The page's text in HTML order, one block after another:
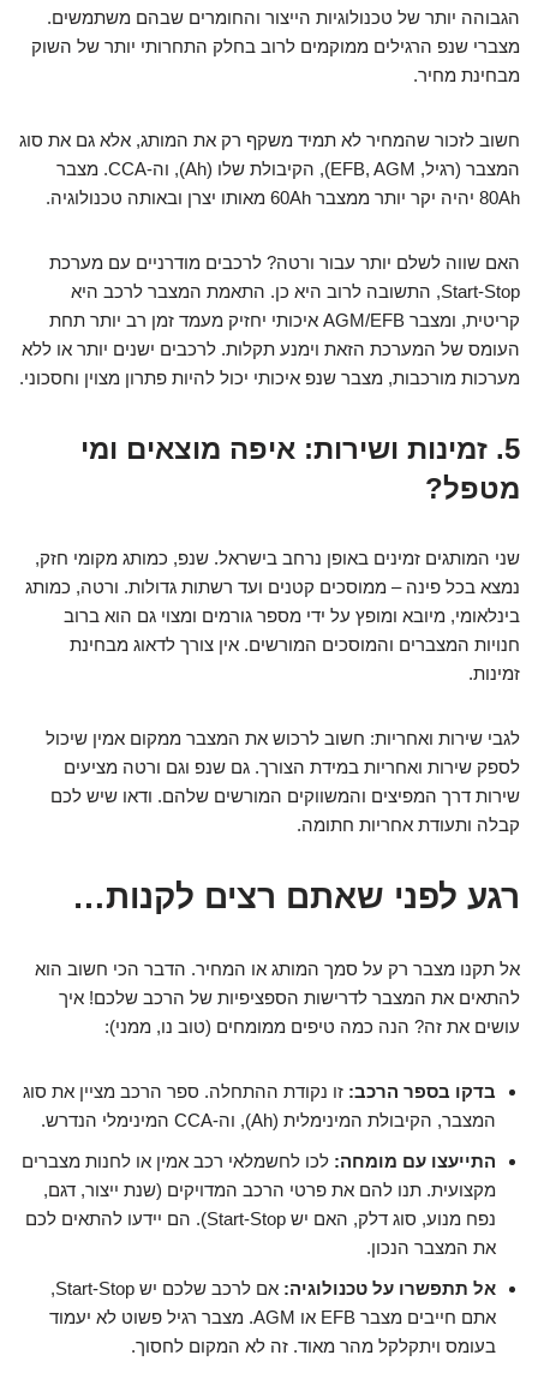
הגבוהה יותר של טכנולוגיות הייצור והחומרים שבהם משתמשים.
מצברי שנפ הרגילים ממוקמים לרוב בחלק התחרותי יותר של השוק
מבחינת מחיר.
חשוב לזכור שהמחיר לא תמיד משקף רק את המותג, אלא גם את סוג
המצבר (רגיל, EFB, AGM), הקיבולת שלו (Ah), וה-CCA. מצבר
80Ah יהיה יקר יותר ממצבר 60Ah מאותו יצרן ובאותה טכנולוגיה.
האם שווה לשלם יותר עבור ורטה? לרכבים מודרניים עם מערכת
Start-Stop, התשובה לרוב היא כן. התאמת המצבר לרכב היא
קריטית, ומצבר AGM/EFB איכותי יחזיק מעמד זמן רב יותר תחת
העומס של המערכת הזאת וימנע תקלות. לרכבים ישנים יותר או ללא
מערכות מורכבות, מצבר שנפ איכותי יכול להיות פתרון מצוין וחסכוני.
5. זמינות ושירות: איפה מוצאים ומי
מטפל?
שני המותגים זמינים באופן נרחב בישראל. שנפ, כמותג מקומי חזק,
נמצא בכל פינה – ממוסכים קטנים ועד רשתות גדולות. ורטה, כמותג
בינלאומי, מיובא ומופץ על ידי מספר גורמים ומצוי גם הוא ברוב
חנויות המצברים והמוסכים המורשים. אין צורך לדאוג מבחינת
זמינות.
לגבי שירות ואחריות: חשוב לרכוש את המצבר ממקום אמין שיכול
לספק שירות ואחריות במידת הצורך. גם שנפ וגם ורטה מציעים
שירות דרך המפיצים והמשווקים המורשים שלהם. ודאו שיש לכם
קבלה ותעודת אחריות חתומה.
רגע לפני שאתם רצים לקנות…
אל תקנו מצבר רק על סמך המותג או המחיר. הדבר הכי חשוב הוא
להתאים את המצבר לדרישות הספציפיות של הרכב שלכם! איך
עושים את זה? הנה כמה טיפים ממומחים (טוב נו, ממני):
בדקו בספר הרכב: זו נקודת ההתחלה. ספר הרכב מציין את סוג
המצבר, הקיבולת המינימלית (Ah), וה-CCA המינימלי הנדרש.
התייעצו עם מומחה: לכו לחשמלאי רכב אמין או לחנות מצברים
מקצועית. תנו להם את פרטי הרכב המדויקים (שנת ייצור, דגם,
נפח מנוע, סוג דלק, האם יש Start-Stop). הם יידעו להתאים לכם
את המצבר הנכון.
אל תתפשרו על טכנולוגיה:
אם לרכב שלכם יש Start-Stop,
אתם חייבים מצבר EFB או AGM. מצבר רגיל פשוט לא יעמוד
בעומס ויתקלקל מהר מאוד. זה לא המקום לחסוך.